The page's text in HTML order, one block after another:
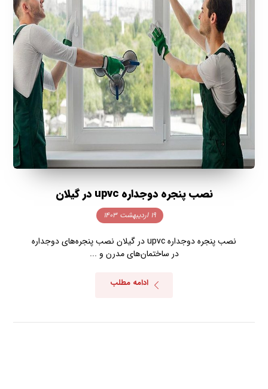
نصب پنجره دوجداره upvc در گیلان
۱۹ اردیبهشت ۱۴۰۳
نصب پنجره دوجداره upvc در گیلان نصب پنجره‌های دوجداره
در ساختمان‌های مدرن و ...
ادامه مطلب